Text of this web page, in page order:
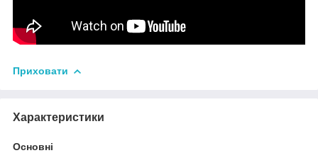
Приховати
Характеристики
Основні